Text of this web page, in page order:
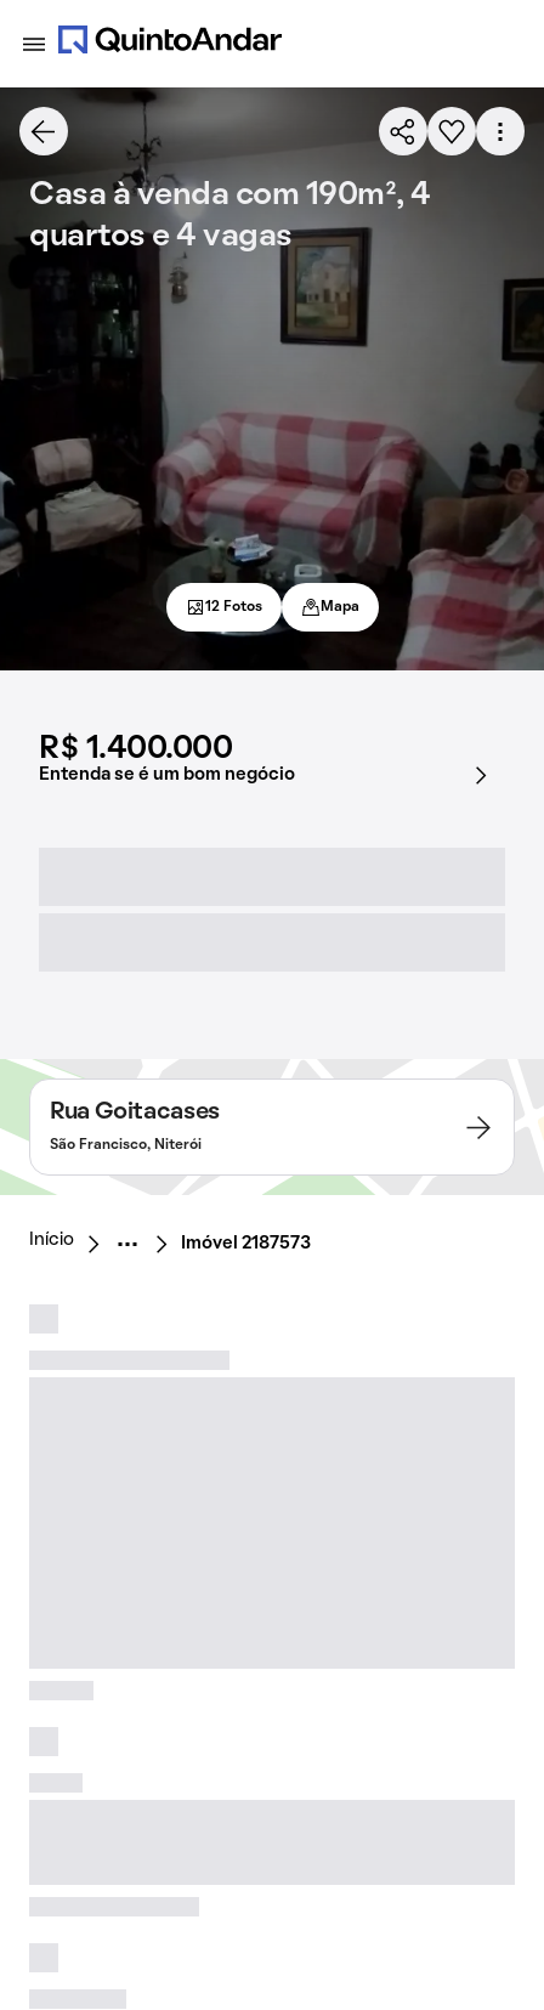
R$ 1.400.000
Entenda se é um bom negócio
Casa à venda com 190m², 4
quartos e 4 vagas
12 Fotos Mapa
Rua Goitacases
São Francisco, Niterói
Início Imóvel 2187573